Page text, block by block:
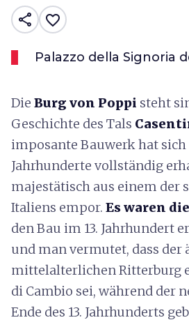
share favorite_border
Palazzo della Signoria
Die Burg von Poppi steht
Geschichte des Tals
imposante Bauwerk hat sich
Jahrhunderte vollständig
majestätisch aus einem der
Italiens empor. Es waren die
den Bau im 13. Jahrhundert
und man vermutet, dass der
mittelalterlichen Ritterburg
di Cambio sei, während der
Ende des 13. Jahrhunderts